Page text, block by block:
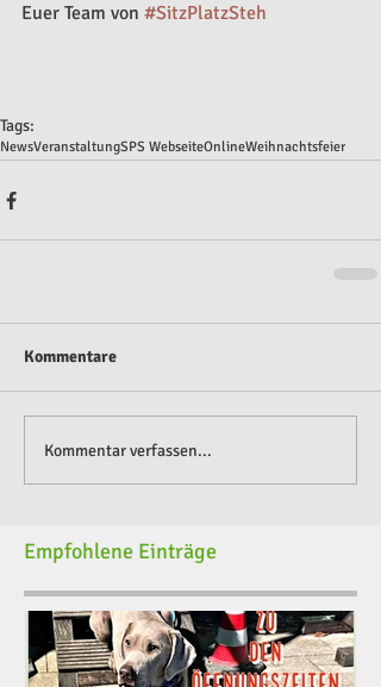
Euer Team von #SitzPlatzSteh
Tags:
NewsVeranstaltungSPS WebseiteOnlineWeihnachtsfeier
Kommentare
Kommentar verfassen...
Empfohlene Einträge